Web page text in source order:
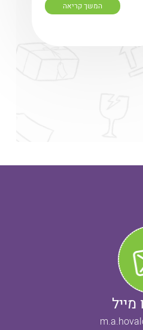
המשך קריאה
מייל